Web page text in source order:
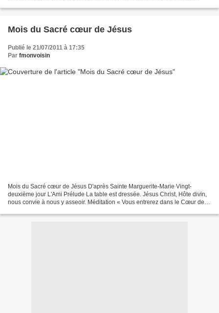
Mois du Sacré cœur de Jésus
Publié le 21/07/2011 à 17:35
Par fmonvoisin
Mois du Sacré cœur de Jésus D'après Sainte Marguerite-Marie Vingt-
deuxième jour L'Ami Prélude La table est dressée. Jésus Christ, Hôte divin,
nous convie à nous y asseoir. Méditation « Vous entrerez dans le Cœur de